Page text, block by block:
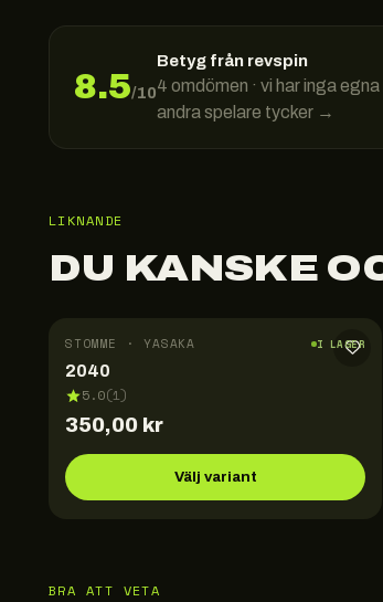
8.5/10
Betyg från revspin
4 omdömen · vi har inga
andra spelare tycker →
LIKNANDE
DU KANSKE
STOMME · YASAKA I LAGER
2040
5.0(1)
350,00 kr
Välj variant
BRA ATT VETA